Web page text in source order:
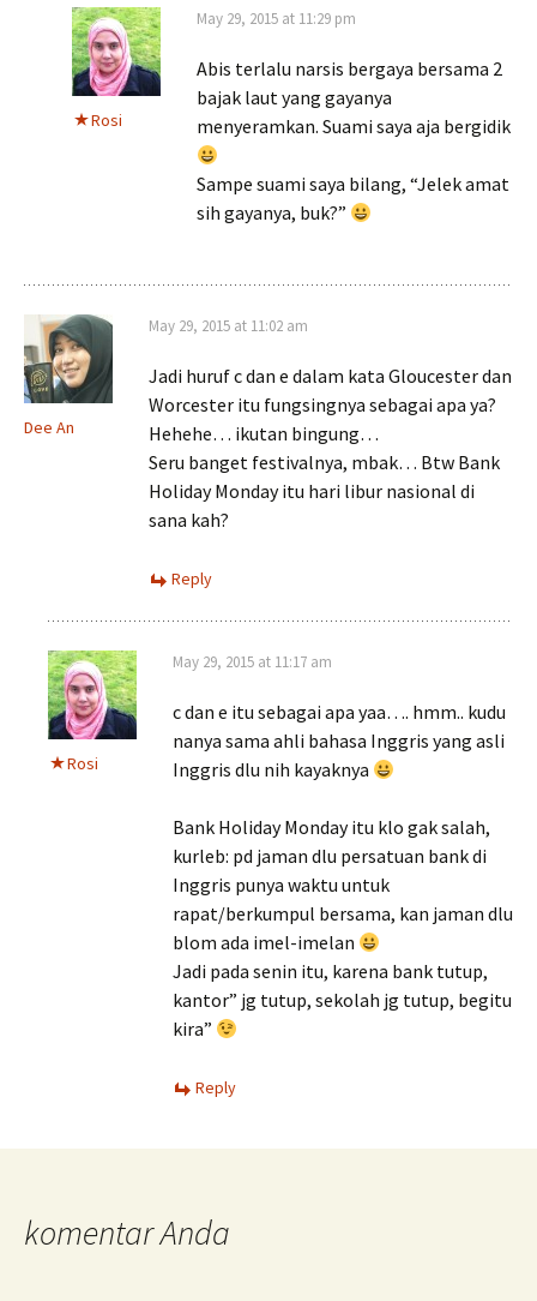
Rosi
May 29, 2015 at 11:29 pm
Abis terlalu narsis bergaya bersama 2
bajak laut yang gayanya
menyeramkan. Suami saya aja bergidik
Sampe suami saya bilang, “Jelek amat
sih gayanya, buk?”
Dee An
May 29, 2015 at 11:02 am
Jadi huruf c dan e dalam kata Gloucester dan
Worcester itu fungsingnya sebagai apa ya?
Hehehe… ikutan bingung…
Seru banget festivalnya, mbak… Btw Bank
Holiday Monday itu hari libur nasional di
sana kah?
Reply
Rosi
May 29, 2015 at 11:17 am
c dan e itu sebagai apa yaa…. hmm.. kudu
nanya sama ahli bahasa Inggris yang asli
Inggris dlu nih kayaknya
Bank Holiday Monday itu klo gak salah,
kurleb: pd jaman dlu persatuan bank di
Inggris punya waktu untuk
rapat/berkumpul bersama, kan jaman dlu
blom ada imel-imelan
Jadi pada senin itu, karena bank tutup,
kantor” jg tutup, sekolah jg tutup, begitu
kira”
Reply
komentar Anda